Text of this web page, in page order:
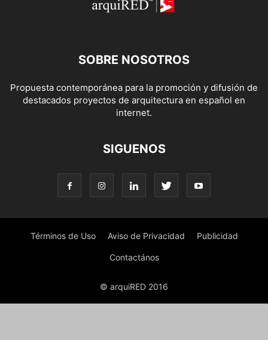
SOBRE NOSOTROS
Propuesta contemporánea para la promoción y difusión de
destacados proyectos de arquitectura en español en
internet.
SIGUENOS
Términos de Uso Aviso de Privacidad Publicidad
Contactános
© arquiRED 2016